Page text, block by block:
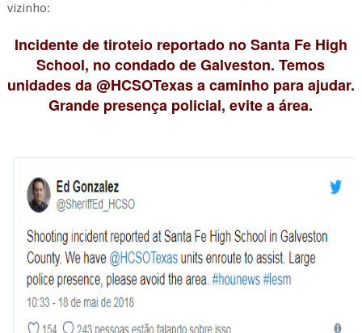
vizinho:
Incidente de tiroteio reportado no Santa Fe High
School, no condado de Galveston. Temos
unidades da @HCSOTexas a caminho para ajudar.
Grande presença policial, evite a área.